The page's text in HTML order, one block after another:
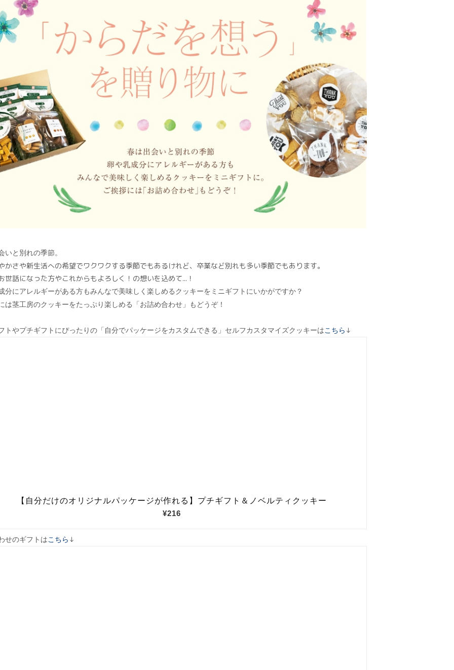
いと別れの季節。
かさや新生活への希望でワクワクする季節でもあるけれど、卒業など別れも多い季節でもあります。
世話になった方やこれからもよろしく！の想いを込めて...！
分にアレルギーがある方もみんなで美味しく楽しめるクッキーをミニギフトにいかがですか？
は茎工房のクッキーをたっぷり楽しめる「お詰め合わせ」もどうぞ！
トやプチギフトにぴったりの「自分でパッケージをカスタムできる」セルフカスタマイズクッキーはこちら ↓
せのギフトはこちら ↓